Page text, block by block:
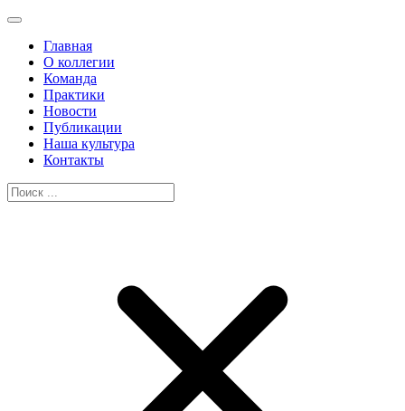
Главная
О коллегии
Команда
Практики
Новости
Публикации
Наша культура
Контакты